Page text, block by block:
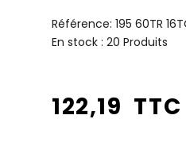
Référence: 195 60TR
En stock : 20 Produits
122,19 TTC